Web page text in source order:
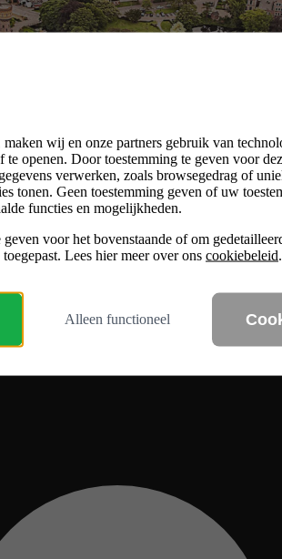
wij en onze partners gebruik van
te openen. Door toestemming te geven voor
verwerken, zoals browsegedrag of
tonen. Geen toestemming geven of uw
functies en mogelijkheden.
voor het bovenstaande of om
Lees hier meer over ons cookiebeleid.
Alleen functioneel